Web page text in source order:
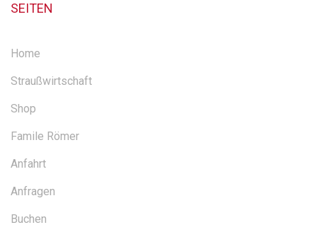
SEITEN
Home
Straußwirtschaft
Shop
Famile Römer
Anfahrt
Anfragen
Buchen